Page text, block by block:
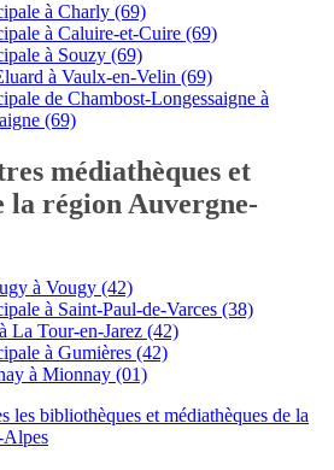
à Charly (69)
à Caluire-et-Cuire (69)
à Souzy (69)
à Vaulx-en-Velin (69)
de Chambost-Longessaigne à
(69)
médiathèques et
la région Auvergne-
à Vougy (42)
à Saint-Paul-de-Varces (38)
La Tour-en-Jarez (42)
à Gumières (42)
à Mionnay (01)
les bibliothèques et médiathèques de la
Alpes